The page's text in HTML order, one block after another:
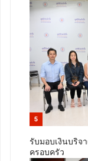
5
รับมอบเงินบริจ
ครอบครัว